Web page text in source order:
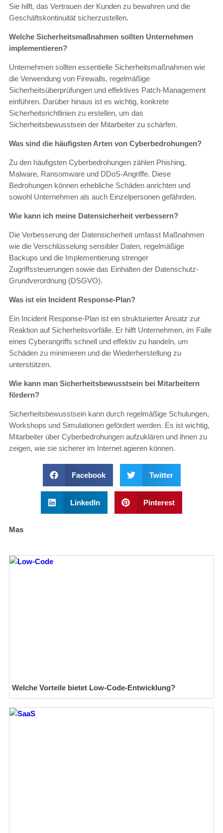
Sie hilft, das Vertrauen der Kunden zu bewahren und die
Geschäftskontinuität sicherzustellen.
Welche Sicherheitsmaßnahmen sollten Unternehmen
implementieren?
Unternehmen sollten essentielle Sicherheitsmaßnahmen wie
die Verwendung von Firewalls, regelmäßige
Sicherheitsüberprüfungen und effektives Patch-Management
einführen. Darüber hinaus ist es wichtig, konkrete
Sicherheitsrichtlinien zu erstellen, um das
Sicherheitsbewusstsein der Mitarbeiter zu schärfen.
Was sind die häufigsten Arten von Cyberbedrohungen?
Zu den häufigsten Cyberbedrohungen zählen Phishing,
Malware, Ransomware und DDoS-Angriffe. Diese
Bedrohungen können erhebliche Schäden anrichten und
sowohl Unternehmen als auch Einzelpersonen gefährden.
Wie kann ich meine Datensicherheit verbessern?
Die Verbesserung der Datensicherheit umfasst Maßnahmen
wie die Verschlüsselung sensibler Daten, regelmäßige
Backups und die Implementierung strenger
Zugriffssteuerungen sowie das Einhalten der Datenschutz-
Grundverordnung (DSGVO).
Was ist ein Incident Response-Plan?
Ein Incident Response-Plan ist ein strukturierter Ansatz zur
Reaktion auf Sicherheitsvorfälle. Er hilft Unternehmen, im Falle
eines Cyberangriffs schnell und effektiv zu handeln, um
Schäden zu minimieren und die Wiederherstellung zu
unterstützen.
Wie kann man Sicherheitsbewusstsein bei Mitarbeitern
fördern?
Sicherheitsbewusstsein kann durch regelmäßige Schulungen,
Workshops und Simulationen gefördert werden. Es ist wichtig,
Mitarbeiter über Cyberbedrohungen aufzuklären und ihnen zu
zeigen, wie sie sicherer im Internet agieren können.
Facebook Twitter
LinkedIn Pinterest
Mas
Welche Vorteile bietet Low-Code-Entwicklung?